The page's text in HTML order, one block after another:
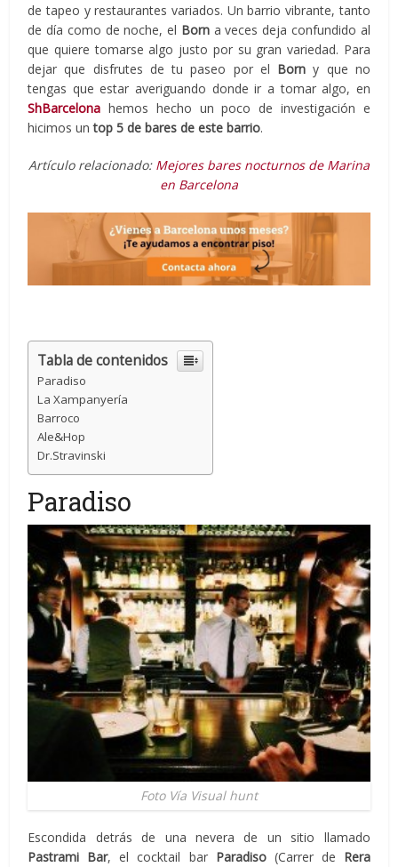
de tapeo y restaurantes variados. Un barrio vibrante, tanto
de día como de noche, el Borna veces deja confundido al
que quiere tomarse algo justo por su gran variedad. Para
dejar que disfrutes de tu paseo por el Born y que no
tengas que estar averiguando donde ir a tomar algo, en
ShBarcelonahemos hecho un poco de investigación e
hicimos untop 5 de bares de este barrio.
Artículo relacionado: Mejores bares nocturnos de Marina
en Barcelona
Tabla de contenidos
Paradiso
La Xampanyería
Barroco
Ale&Hop
Dr.Stravinski
Paradiso
Foto Vía Visual hunt
Escondida detrás de una nevera de un sitio llamado
Pastrami Bar, el cocktail bar Paradiso (Carrer de Rera